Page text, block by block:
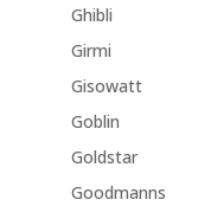
Ghibli
Girmi
Gisowatt
Goblin
Goldstar
Goodmanns